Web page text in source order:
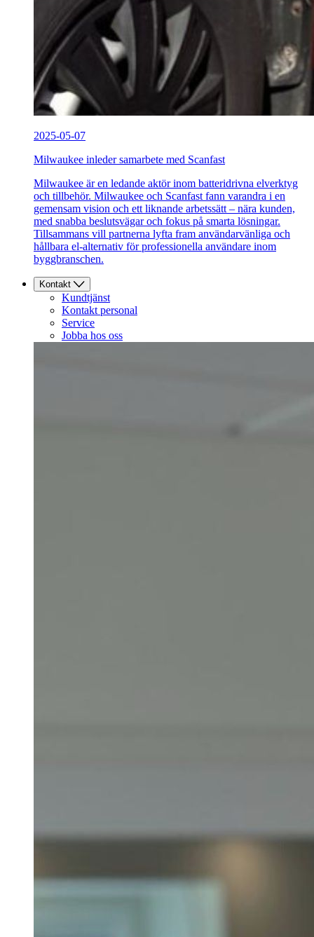
2025-05-07
Milwaukee inleder samarbete med Scanfast
Milwaukee är en ledande aktör inom batteridrivna elverktyg
och tillbehör. Milwaukee och Scanfast fann varandra i en
gemensam vision och ett liknande arbetssätt – nära kunden,
med snabba beslutsvägar och fokus på smarta lösningar.
Tillsammans vill partnerna lyfta fram användarvänliga och
hållbara el-alternativ för professionella användare inom
byggbranschen.
Kontakt
Kundtjänst
Kontakt personal
Service
Jobba hos oss